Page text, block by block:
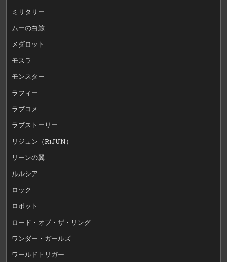
ミリタリー
ムーの白鯨
メダロット
モスラ
モンスター
ラフィー
ラブコメ
ラブストーリー
リジュン（RiJUN）
リーンの翼
ルルシア
ロック
ロボット
ロード・オブ・ザ・リング
ワンダー・ガールズ
ワールドトリガー